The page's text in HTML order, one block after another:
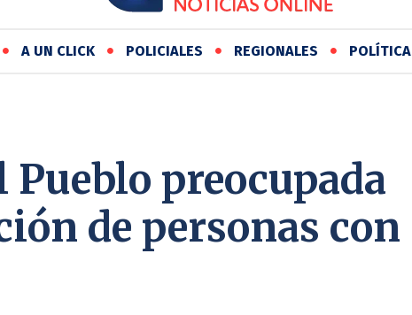
A UN CLICK POLICIALES REGIONALES POLÍTICA
preocupada
de personas con